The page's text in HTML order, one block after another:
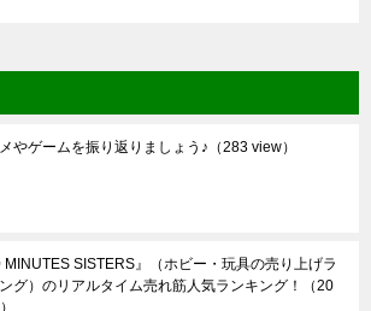
やゲームを振り返りましょう♪ （283 view）
MINUTES SISTERS』（ホビー・玩具の売り上げラ
グ）のリアルタイム売れ筋人気ランキング！
（20